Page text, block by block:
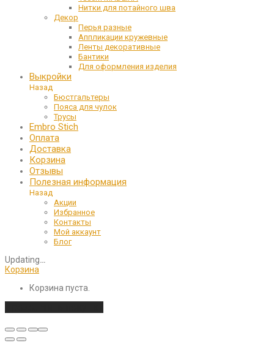
Нитки для потайного шва
Декор
Перья разные
Аппликации кружевные
Ленты декоративные
Бантики
Для оформления изделия
Выкройки
Назад
Бюстгальтеры
Пояса для чулок
Трусы
Embro Stich
Оплата
Доставка
Корзина
Отзывы
Полезная информация
Назад
Акции
Избранное
Контакты
Мой аккаунт
Блог
Updating…
Корзина
Корзина пуста.